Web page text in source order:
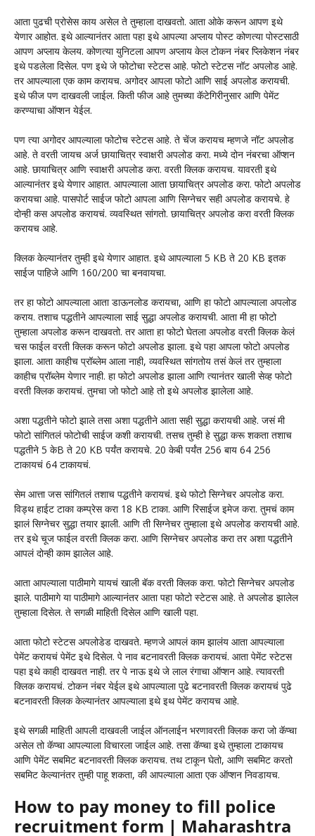
आता पुढची प्रोसेस काय असेल ते तुम्हाला दाखवतो. आता ओके करून आपण इथे
येणार आहोत. इथे आल्यानंतर आता पहा इथे आपल्या अप्लाय पोस्ट कोणत्या पोस्टसाठी
आपण अप्लाय केलय. कोणत्या युनिटला आपण अप्लाय केल टोकन नंबर प्लिकेशन नंबर
इथे पडलेला दिसेल. पण इथे जे फोटोचा स्टेटस आहे. फोटो स्टेटस नॉट अपलोड आहे.
तर आपल्याला एक काम करायच. अगोदर आपला फोटो आणि साई अपलोड करायची.
इथे फीज पण दाखवली जाईल. किती फीज आहे तुमच्या कॅटेगिरीनुसार आणि पेमेंट
करण्याचा ऑप्शन येईल.
पण त्या अगोदर आपल्याला फोटोच स्टेटस आहे. ते चेंज करायच म्हणजे नॉट अपलोड
आहे. ते वरती जायच अर्ज छायाचित्र स्वाक्षरी अपलोड करा. मध्ये दोन नंबरचा ऑप्शन
आहे. छायाचित्र आणि स्वाक्षरी अपलोड करा. वरती क्लिक करायच. यावरती इथे
आल्यानंतर इथे येणार आहात. आपल्याला आता छायाचित्र अपलोड करा. फोटो अपलोड
करायचा आहे. पासपोर्ट साईज फोटो आपला आणि सिग्नेचर सही अपलोड करायचे. हे
दोन्ही कस अपलोड करायचं. व्यवस्थित सांगतो. छायाचित्र अपलोड करा वरती क्लिक
करायच आहे.
क्लिक केल्यानंतर तुम्ही इथे येणार आहात. इथे आपल्याला 5 KB ते 20 KB इतक
साईज पाहिजे आणि 160/200 चा बनवायचा.
तर हा फोटो आपल्याला आता डाऊनलोड करायचा, आणि हा फोटो आपल्याला अपलोड
कराय. तशाच पद्धतीने आपल्याला साई सुद्धा अपलोड करायची. आता मी हा फोटो
तुम्हाला अपलोड करून दाखवतो. तर आता हा फोटो घेतला अपलोड वरती क्लिक केलं
चस फाईल वरती क्लिक करून फोटो अपलोड झाला. इथे पहा आपला फोटो अपलोड
झाला. आता काहीच प्रॉब्लेम आला नाही, व्यवस्थित सांगतोय तसं केलं तर तुम्हाला
काहीच प्रॉब्लेम येणार नाही. हा फोटो अपलोड झाला आणि त्यानंतर खाली सेव्ह फोटो
वरती क्लिक करायचं. तुमचा जो फोटो आहे तो इथे अपलोड झालेला आहे.
अशा पद्धतीने फोटो झाले तसा अशा पद्धतीने आता सही सुद्धा करायची आहे. जसं मी
फोटो सांगितलं फोटोची साईज कशी करायची. तसच तुम्ही हे सुद्धा करू शकता तशाच
पद्धतीने 5 केB ते 20 KB पर्यंत करायचे. 20 केबी पर्यंत 256 बाय 64 256
टाकायचं 64 टाकायचं.
सेम आत्ता जस सांगितलं तशाच पद्धतीने करायचं. इथे फोटो सिग्नेचर अपलोड करा.
विड्थ हाईट टाका कम्प्रेस करा 18 KB टाका. आणि रिसाईज इमेज करा. तुमचं काम
झालं सिग्नेचर सुद्धा तयार झाली. आणि ती सिग्नेचर तुम्हाला इथे अपलोड करायची आहे.
तर इथे चूज फाईल वरती क्लिक करा. आणि सिग्नेचर अपलोड करा तर अशा पद्धतीने
आपलं दोन्ही काम झालेल आहे.
आता आपल्याला पाठीमागे यायचं खाली बॅक वरती क्लिक करा. फोटो सिग्नेचर अपलोड
झाले. पाठीमागे या पाठीमागे आल्यानंतर आता पहा फोटो स्टेटस आहे. ते अपलोड झालेल
तुम्हाला दिसेल. ते सगळी माहिती दिसेल आणि खाली पहा.
आता फोटो स्टेटस अपलोडेड दाखवते. म्हणजे आपलं काम झालंय आता आपल्याला
पेमेंट करायचं पेमेंट इथे दिसेल. पे नाव बटनावरती क्लिक करायचं. आता पेमेंट स्टेटस
पहा इथे काही दाखवत नाही. तर पे नाऊ इथे जे लाल रंगाचा ऑप्शन आहे. त्यावरती
क्लिक करायचं. टोकन नंबर येईल इथे आपल्याला पुढे बटनावरती क्लिक करायचं पुढे
बटनावरती क्लिक केल्यानंतर आपल्याला इथे इथ पेमेंट करायच आहे.
इथे सगळी माहिती आपली दाखवली जाईल ऑनलाईन भरणावरती क्लिक करा जो कॅप्चा
असेल तो कॅप्चा आपल्याला विचारला जाईल आहे. तसा कॅप्चा इथे तुम्हाला टाकायच
आणि पेमेंट सबमिट बटनावरती क्लिक करायच. तथ टाकून घेतो, आणि सबमिट करतो
सबमिट केल्यानंतर तुम्ही पाहू शकता, की आपल्याला आता एक ऑप्शन निवडायच.
How to pay money to fill police
recruitment form | Maharashtra